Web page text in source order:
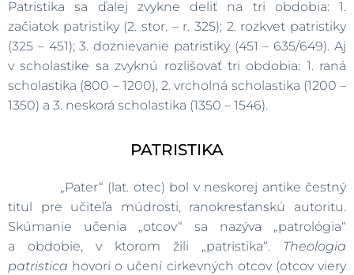
Patristika sa ďalej zvykne deliť na tri obdobia: 1.
začiatok patristiky (2. stor. – r. 325); 2. rozkvet patristiky
(325 – 451); 3. doznievanie patristiky (451 – 635/649). Aj
v scholastike sa zvyknú rozlišovať tri obdobia: 1. raná
scholastika (800 – 1200), 2. vrcholná scholastika (1200 –
1350) a 3. neskorá scholastika (1350 – 1546).
PATRISTIKA
„Pater“ (lat. otec) bol v neskorej antike čestný
titul pre učiteľa múdrosti, ranokresťanskú autoritu.
Skúmanie učenia „otcov“ sa nazýva „patrológia“
a obdobie, v ktorom žili „patristika“. Theologia
patristica hovorí o učení cirkevných otcov (otcov viery